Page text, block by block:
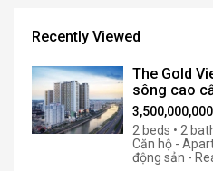
Recently Viewed
The Gold
sông cao
3,500,000,000
2 beds • 2
Căn hộ -
động sản -